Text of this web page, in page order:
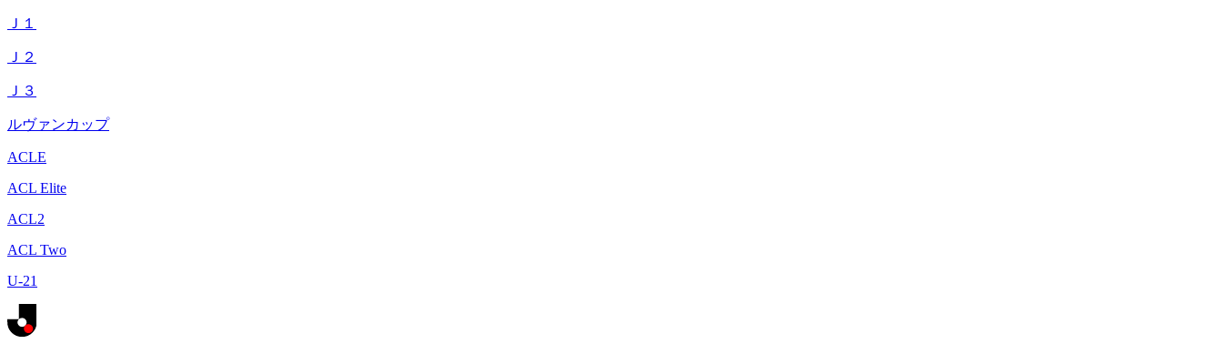
Ｊ１
Ｊ２
Ｊ３
ルヴァンカップ
ACLE
ACL Elite
ACL2
ACL Two
U-21